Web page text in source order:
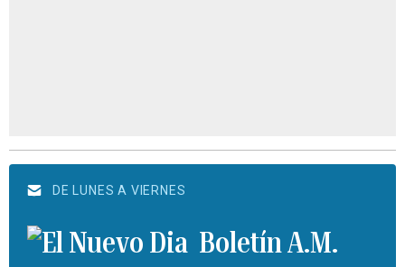
DE LUNES A VIERNES
Boletín A.M.